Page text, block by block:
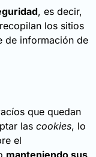
, es decir,
los sitios
de información de
que quedan
las cookies, lo
el